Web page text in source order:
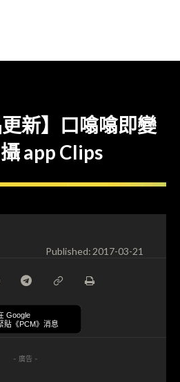
更新】口噏噏即變
app Clips
Published:2017-03-21
Google
貼《PCM》消息
- 廣告 -